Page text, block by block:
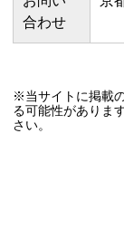
合わせ
※当サイトに掲載
る可能性がありま
さい。